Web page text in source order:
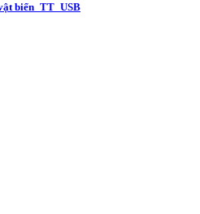
biển_TT_USB